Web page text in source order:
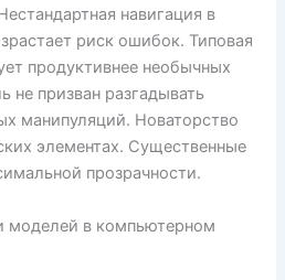
навигация в
риск ошибок. Типовая
продуктивнее необычных
не призван разгадывать
манипуляций. Новаторство
элементах. Существенные
прозрачности.
моделей в компьютерном